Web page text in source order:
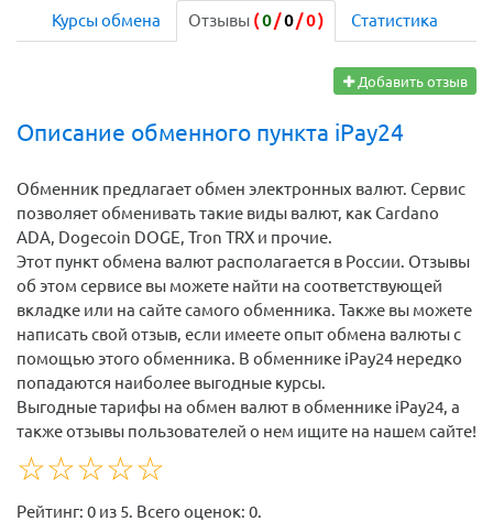
Курсы обмена Отзывы (0/0/0) Статистика
Добавить отзыв
Описание обменного пункта iPay24
Обменник предлагает обмен электронных валют. Сервис
позволяет обменивать такие виды валют, как Cardano
ADA, Dogecoin DOGE, Tron TRX и прочие.
Этот пункт обмена валют располагается в России. Отзывы
об этом сервисе вы можете найти на соответствующей
вкладке или на сайте самого обменника. Также вы можете
написать свой отзыв, если имеете опыт обмена валюты с
помощью этого обменника. В обменнике iPay24 нередко
попадаются наиболее выгодные курсы.
Выгодные тарифы на обмен валют в обменнике iPay24, а
также отзывы пользователей о нем ищите на нашем сайте!
☆☆☆☆☆
★★★★★
Рейтинг: 0 из 5. Всего оценок: 0.